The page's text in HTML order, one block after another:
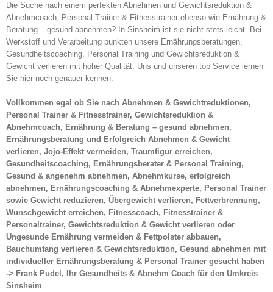
Die Suche nach einem perfekten Abnehmen und Gewichtsreduktion &
Abnehmcoach, Personal Trainer & Fitnesstrainer ebenso wie Ernährung &
Beratung – gesund abnehmen? In Sinsheim ist sie nicht stets leicht. Bei
Werkstoff und Verarbeitung punkten unsere Ernährungsberatungen,
Gesundheitscoaching, Personal Training und Gewichtsreduktion &
Gewicht verlieren mit hoher Qualität. Uns und unseren top Service lernen
Sie hier noch genauer kennen.
Vollkommen egal ob Sie nach Abnehmen & Gewichtreduktionen,
Personal Trainer & Fitnesstrainer, Gewichtsreduktion &
Abnehmcoach, Ernährung & Beratung – gesund abnehmen,
Ernährungsberatung und Erfolgreich Abnehmen & Gewicht
verlieren, Jojo-Effekt vermeiden, Traumfigur erreichen,
Gesundheitscoaching, Ernährungsberater & Personal Training,
Gesund & angenehm abnehmen, Abnehmkurse, erfolgreich
abnehmen, Ernährungscoaching & Abnehmexperte, Personal Trainer
sowie Gewicht reduzieren, Übergewicht verlieren, Fettverbrennung,
Wunschgewicht erreichen, Fitnesscoach, Fitnesstrainer &
Personaltrainer, Gewichtsreduktion & Gewicht verlieren oder
Ungesunde Ernährung vermeiden & Fettpolster abbauen,
Bauchumfang verlieren & Gewichtsreduktion, Gesund abnehmen mit
individueller Ernährungsberatung & Personal Trainer gesucht haben
-> Frank Pudel, Ihr Gesundheits & Abnehm Coach für den Umkreis
Sinsheim